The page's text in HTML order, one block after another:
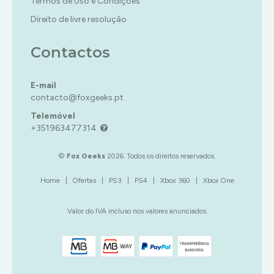
TIRO
MÚSICA/RITMO
SIMULADOR
TIRO
Direito de livre resolução
Contactos
E-mail
contacto@foxgeeks.pt
Telemóvel
+351963477314
© Fox Geeks 2026. Todos os direitos reservados.
Home| Ofertas| PS3 PS4| Xbox 360 Xbox One
Valor do IVA incluso nos valores anunciados.